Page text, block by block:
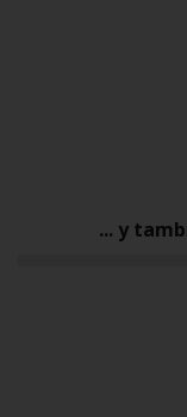
... y